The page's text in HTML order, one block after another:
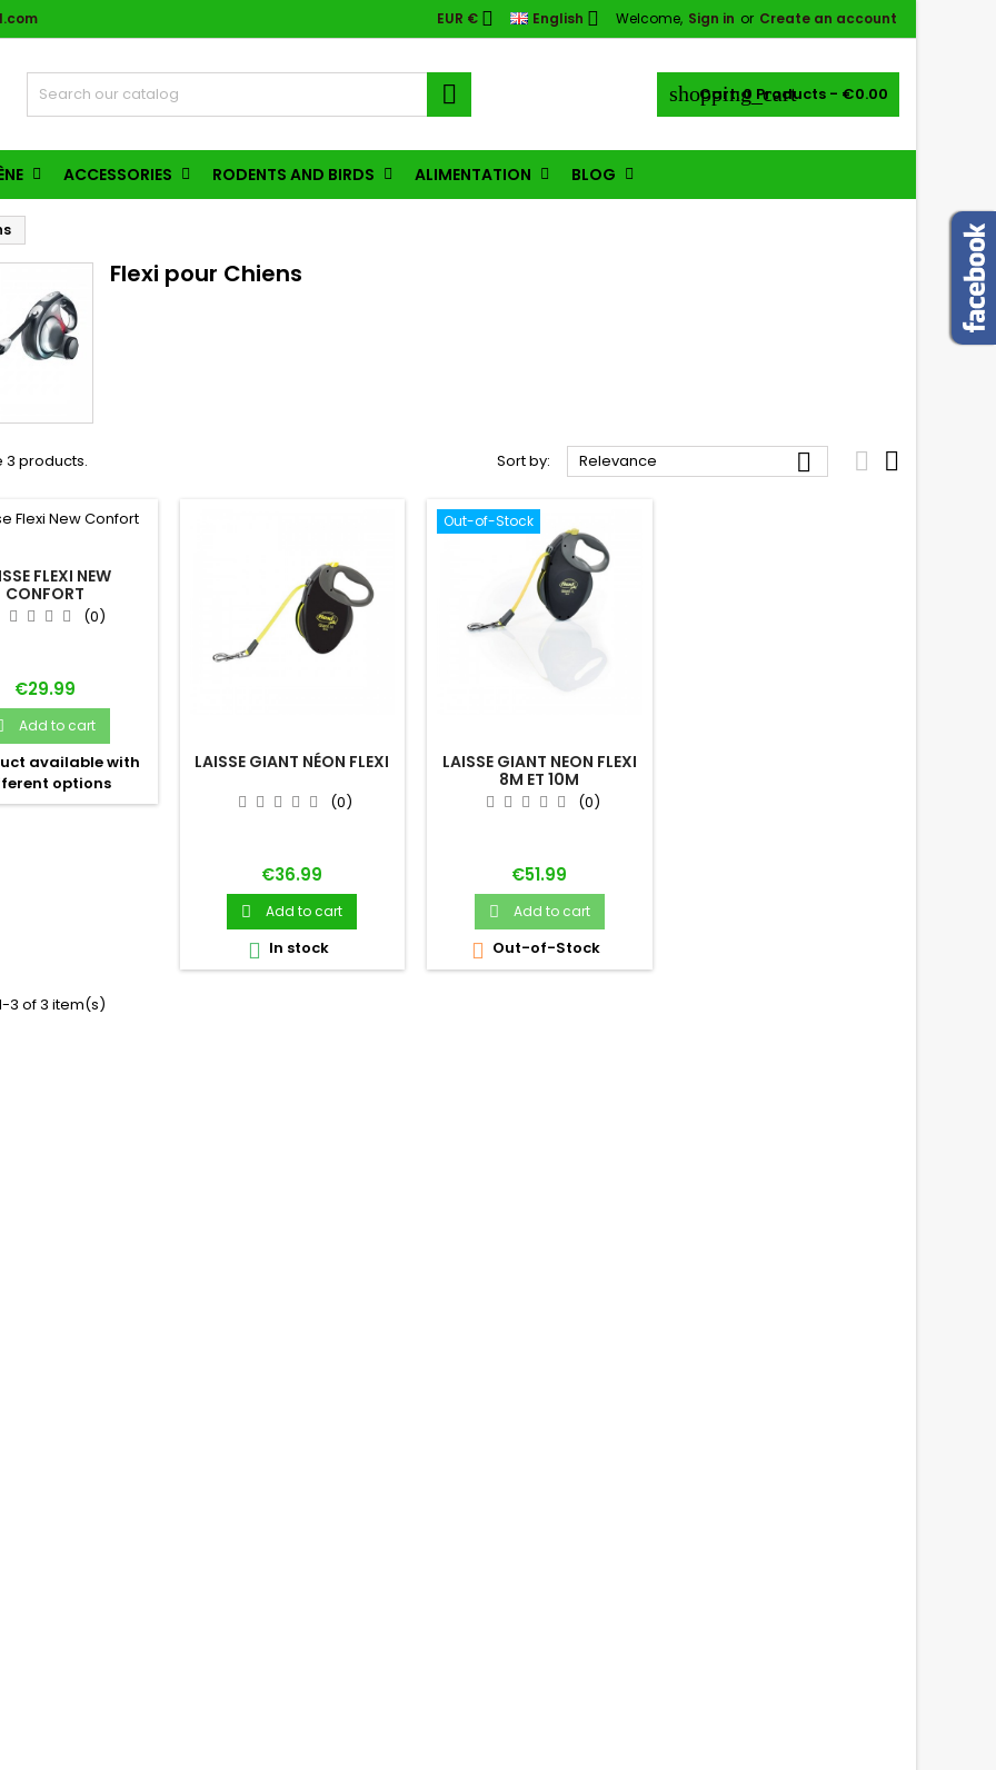
Welcome, Sign in or Create an account
English 
EUR € 
shopping_cart
Cart:0 Products - €0.00

ACCESSORIES RODENTS AND BIRDS ALIMENTATION BLOG
Flexi pour Chiens
3 products. Sort by: Relevance   
FLEXI NEW
CONFORT
(0)
Price
€29.99
Add to cart
available with
options
LAISSE GIANT NÉON FLEXI
(0)
Price
€36.99
 Add to cart
 In stock
Out-of-Stock
LAISSE GIANT NEON FLEXI
8M ET 10M
(0)
Price
€51.99
 Add to cart
 Out-of-Stock
3 of 3 item(s)